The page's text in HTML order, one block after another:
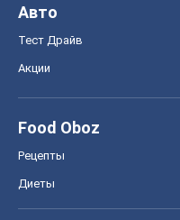
Авто
Тест Драйв
Акции
Food Oboz
Рецепты
Диеты